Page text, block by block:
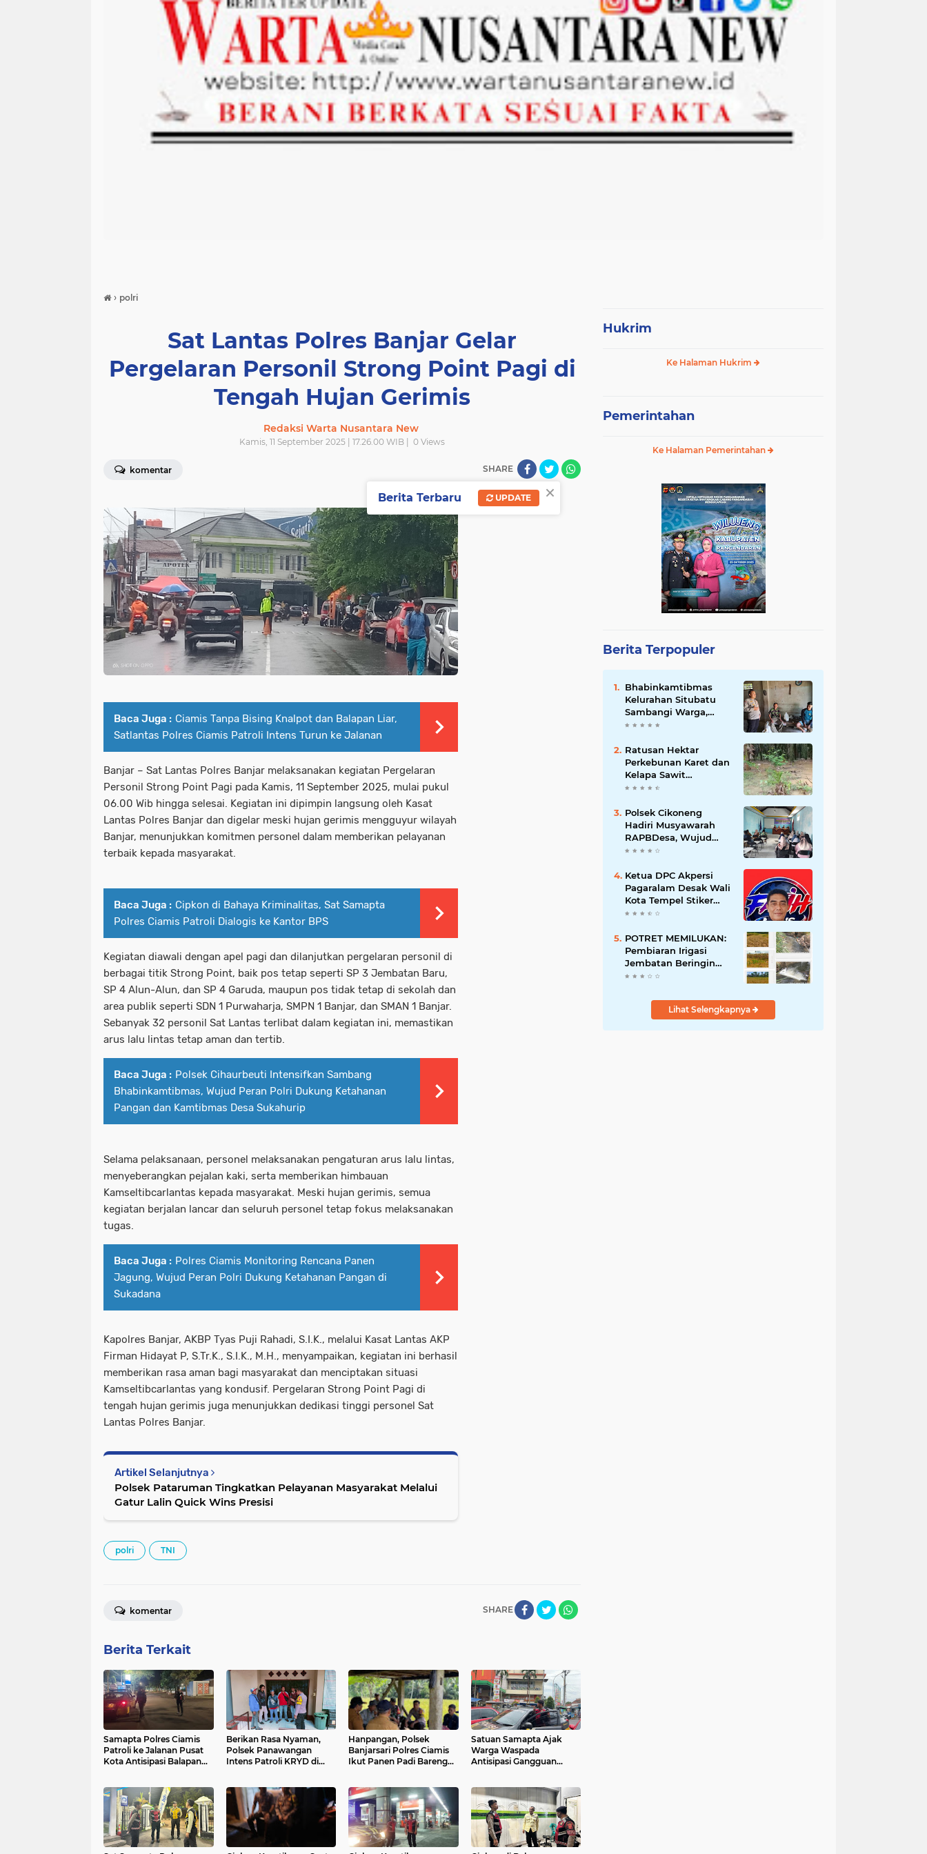
› polri
Sat Lantas Polres Banjar Gelar
Pergelaran Personil Strong Point Pagi di
Tengah Hujan Gerimis
Redaksi Warta Nusantara New
Kamis, 11 September 2025 | 17.26.00 WIB | 0 Views
komentar SHARE
Baca Juga : Ciamis Tanpa Bising Knalpot dan Balapan Liar,
Satlantas Polres Ciamis Patroli Intens Turun ke Jalanan
Banjar – Sat Lantas Polres Banjar melaksanakan kegiatan Pergelaran
Personil Strong Point Pagi pada Kamis, 11 September 2025, mulai pukul
06.00 Wib hingga selesai. Kegiatan ini dipimpin langsung oleh Kasat
Lantas Polres Banjar dan digelar meski hujan gerimis mengguyur wilayah
Banjar, menunjukkan komitmen personel dalam memberikan pelayanan
terbaik kepada masyarakat.
Baca Juga : Cipkon di Bahaya Kriminalitas, Sat Samapta
Polres Ciamis Patroli Dialogis ke Kantor BPS
Kegiatan diawali dengan apel pagi dan dilanjutkan pergelaran personil di
berbagai titik Strong Point, baik pos tetap seperti SP 3 Jembatan Baru,
SP 4 Alun-Alun, dan SP 4 Garuda, maupun pos tidak tetap di sekolah dan
area publik seperti SDN 1 Purwaharja, SMPN 1 Banjar, dan SMAN 1 Banjar.
Sebanyak 32 personil Sat Lantas terlibat dalam kegiatan ini, memastikan
arus lalu lintas tetap aman dan tertib.
Baca Juga : Polsek Cihaurbeuti Intensifkan Sambang
Bhabinkamtibmas, Wujud Peran Polri Dukung Ketahanan
Pangan dan Kamtibmas Desa Sukahurip
Selama pelaksanaan, personel melaksanakan pengaturan arus lalu lintas,
menyeberangkan pejalan kaki, serta memberikan himbauan
Kamseltibcarlantas kepada masyarakat. Meski hujan gerimis, semua
kegiatan berjalan lancar dan seluruh personel tetap fokus melaksanakan
tugas.
Baca Juga : Polres Ciamis Monitoring Rencana Panen
Jagung, Wujud Peran Polri Dukung Ketahanan Pangan di
Sukadana
Kapolres Banjar, AKBP Tyas Puji Rahadi, S.I.K., melalui Kasat Lantas AKP
Firman Hidayat P, S.Tr.K., S.I.K., M.H., menyampaikan, kegiatan ini berhasil
memberikan rasa aman bagi masyarakat dan menciptakan situasi
Kamseltibcarlantas yang kondusif. Pergelaran Strong Point Pagi di
tengah hujan gerimis juga menunjukkan dedikasi tinggi personel Sat
Lantas Polres Banjar.
Artikel Selanjutnya
Polsek Pataruman Tingkatkan Pelayanan Masyarakat Melalui
Gatur Lalin Quick Wins Presisi
polri TNI
SHARE
komentar
Berita Terkait
Samapta Polres Ciamis
Patroli ke Jalanan Pusat
Kota Antisipasi Balapan
Berikan Rasa Nyaman,
Polsek Panawangan
Intens Patroli KRYD di
Hanpangan, Polsek
Banjarsari Polres Ciamis
Ikut Panen Padi Bareng
Satuan Samapta Ajak
Warga Waspada
Antisipasi Gangguan
Patroli ke Simpang
Empat Yogya Ciamis Beri
Imbauan Kamtibmas
Berikan Rasa Aman, Sat
Samapta Polres Ciamis
Beri Himbauan
Hukrim
Ke Halaman Hukrim
Pemerintahan
Ke Halaman Pemerintahan
Berita Terpopuler
Bhabinkamtibmas
Kelurahan Situbatu
Sambangi Warga,
Perkuat Silaturahmi
Wilayah
Ratusan Hektar
Perkebunan Karet dan
Kelapa Sawit
terendam banjir
Polsek Cikoneng
Hadiri Musyawarah
RAPBDesa, Wujud
Peran Polri Kawal
Kamtibmas Desa
Sindangkasih
Ketua DPC Akpersi
Pagaralam Desak Wali
Kota Tempel Stiker
‘Milik Pemerintah’ di
Penyalahgunaan Aset!
POTRET MEMILUKAN:
Pembiaran Irigasi
Jembatan Beringin
Pagar Alam Berujung
Lihat Selengkapnya
×
Berita Terbaru UPDATE